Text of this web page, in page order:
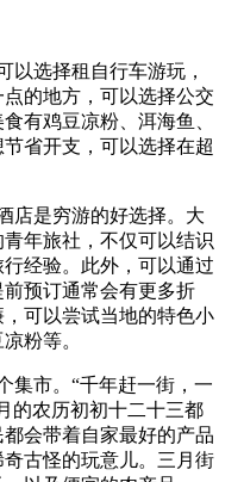
以选择租自行车游玩，
的地方，可以选择公交
有鸡豆凉粉、洱海鱼、
省开支，可以选择在超
店是穷游的好选择。大
年旅社，不仅可以结识
经验。此外，可以通过
预订通常会有更多折
可以尝试当地的特色小
粉等。
集市。“千年赶一街，一
的农历初初十二十三都
会带着自家最好的产品
古怪的玩意儿。三月街